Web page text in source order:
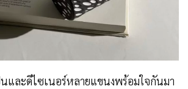
และดีไซเนอร์หลายแขนงพร้อมใจกันมา